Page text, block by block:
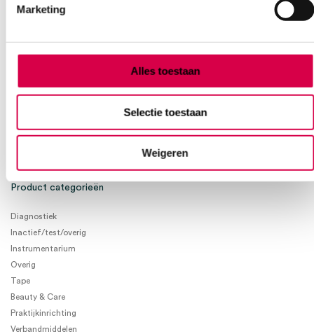
Marketing
Alles toestaan
Selectie toestaan
Weigeren
Of contacteer ons via een van de onderstaande opties.
Onze klantenservice is bereikbaar van maandag t/m vrijdag van
E-mail Anca Contactformulier
Product categorieën
Diagnostiek
Inactief/test/overig
Instrumentarium
Overig
Tape
Beauty & Care
Praktijkinrichting
Verbandmiddelen